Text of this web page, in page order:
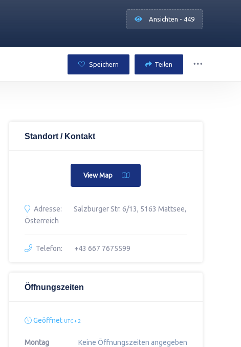
Ansichten - 449
Speichern Teilen
Standort / Kontakt
View Map
Adresse:
Salzburger Str. 6/13, 5163 Mattsee,
Österreich
Telefon: +43 667 7675599
Öffnungszeiten
Geöffnet UTC + 2
Montag Keine Öffnungszeiten angegeben